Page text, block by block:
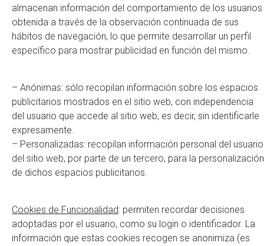
almacenan información del comportamiento de los usuarios
obtenida a través de la observación continuada de sus
hábitos de navegación, lo que permite desarrollar un perfil
específico para mostrar publicidad en función del mismo.
– Anónimas: sólo recopilan información sobre los espacios
publicitarios mostrados en el sitio web, con independencia
del usuario que accede al sitio web, es decir, sin identificarle
expresamente.
– Personalizadas: recopilan información personal del usuario
del sitio web, por parte de un tercero, para la personalización
de dichos espacios publicitarios.
Cookies de Funcionalidad: permiten recordar decisiones
adoptadas por el usuario, como su login o identificador. La
información que estas cookies recogen se anonimiza (es